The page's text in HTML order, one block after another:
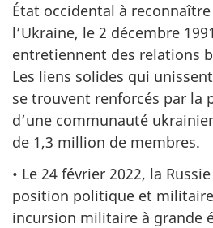
État occidental à
l’Ukraine, le 2 décembre
entretiennent des relations
Les liens solides qui
se trouvent renforcés par la
d’une communauté
de 1,3 million de membres.
• Le 24 février 2022, la
position politique et
incursion militaire à grande